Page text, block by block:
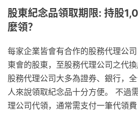
股東紀念品領取期限: 持股
麼領？
每家企業皆會有合作的股務代理公
東會的股東，至股務代理公司之代
股務代理公司大多為證券、銀行，
人來說領取紀念品十分方便。 不過
理公司代領，通常需支付一筆代領